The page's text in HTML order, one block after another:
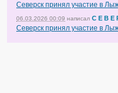
Северск принял участие в
06.03.2026 00:09 написал С Е В Е
Северск принял участие в